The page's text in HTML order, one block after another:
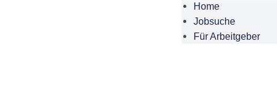
Home
Jobsuche
Für Arbeitgeber